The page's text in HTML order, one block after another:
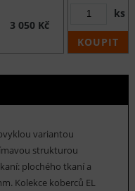
3 050 Kč
ks
KOUPIT
variantou
strukturou
plochého tkaní a
Kolekce koberců EL